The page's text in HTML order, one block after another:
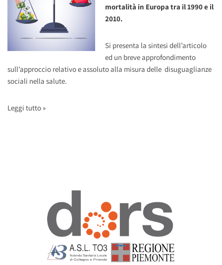
mortalità in Europa tra il 1990 e il
2010.
Si presenta la sintesi dell’articolo
ed un breve approfondimento
sull’approccio relativo e assoluto alla misura delle disuguaglianze
sociali nella salute.
Leggi tutto »